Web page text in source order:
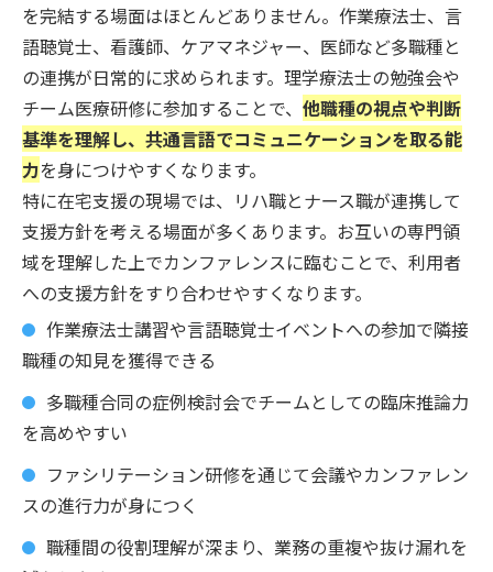
を完結する場面はほとんどありません。作業療法士、言
語聴覚士、看護師、ケアマネジャー、医師など多職種と
の連携が日常的に求められます。理学療法士の勉強会や
チーム医療研修に参加することで、 他職種の視点や判断
基準を理解し、共通言語でコミュニケーションを取る能
力を身につけやすくなります。
特に在宅支援の現場では、リハ職とナース職が連携して
支援方針を考える場面が多くあります。お互いの専門領
域を理解した上でカンファレンスに臨むことで、利用者
への支援方針をすり合わせやすくなります。
作業療法士講習や言語聴覚士イベントへの参加で隣接
職種の知見を獲得できる
多職種合同の症例検討会でチームとしての臨床推論力
を高めやすい
ファシリテーション研修を通じて会議やカンファレン
スの進行力が身につく
職種間の役割理解が深まり、業務の重複や抜け漏れを